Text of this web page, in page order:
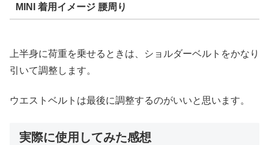
MINI 着用イメージ 腰周り
上半身に荷重を乗せるときは、ショルダーベルトをかなり
引いて調整します。
ウエストベルトは最後に調整するのがいいと思います。
実際に使用してみた感想